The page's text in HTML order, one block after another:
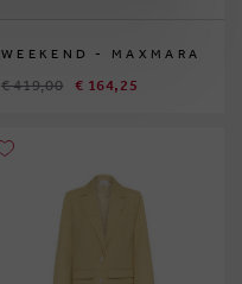
WEEKEND - MAXMARA
€ 419,00 € 164,25